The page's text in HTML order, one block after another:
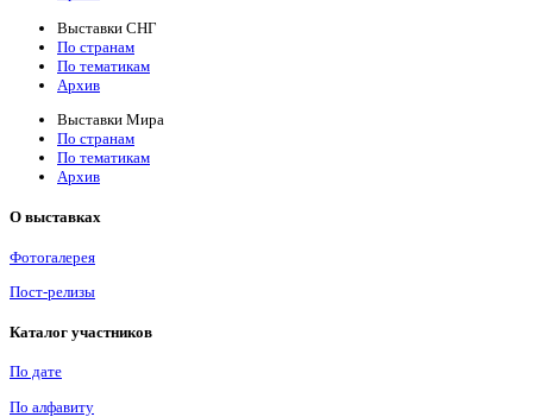
Выставки СНГ
По странам
По тематикам
Архив
Выставки Мира
По странам
По тематикам
Архив
О выставках
Фотогалерея
Пост-релизы
Каталог участников
По дате
По алфавиту